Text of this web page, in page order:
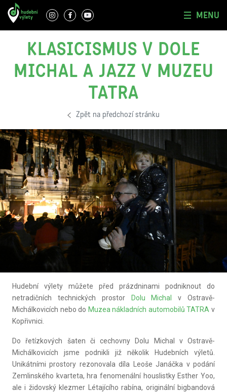
MENU
KLASICISMUS V DOLE
MICHAL A JAZZ V MUZEU
TATRA
Zpět na předchozí stránku
Hudební výlety můžete před prázdninami podniknout do
netradičních technických prostor
Dolu Michal
v Ostravě-
Michálkovicích nebo do Muzea nákladních automobilů TATRA v
Kopřivnici.
Do řetízkových šaten či cechovny Dolu Michal v Ostravě-
Michálkovicích jsme podnikli již několik Hudebních výletů.
Unikátními prostory rezonovala díla Leoše Janáčka v podání
Zemlinského kvarteta, hra fenomenální houslistky Esther Yoo,
ale i židovský klezmer Létajícího rabína, originální bigbandová